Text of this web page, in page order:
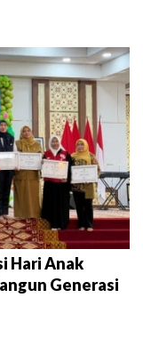
Hari Anak
Generasi